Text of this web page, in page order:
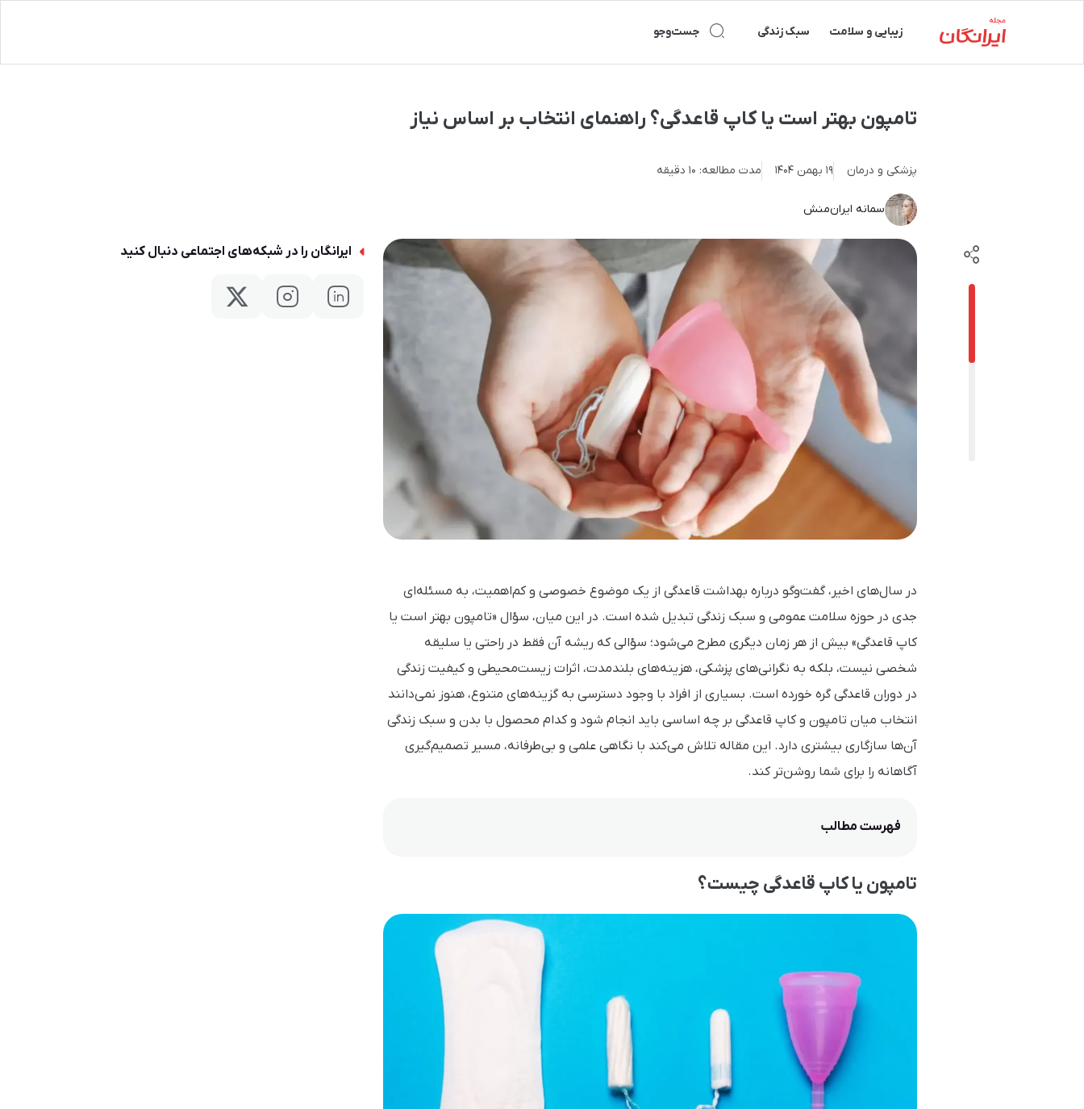
زیبایی و سلامت سبک زندگی جست‌و‌جو
تامپون بهتر است یا کاپ قاعدگی؟ راهنمای انتخاب بر اساس نیاز
پزشکی و درمان 19 بهمن 1404 مدت مطالعه: ۱۰ دقیقه
سمانه ایران‌منش
در سال‌های اخیر، گفت‌وگو درباره بهداشت قاعدگی از یک موضوع خصوصی و کم‌اهمیت، به مسئله‌ای
جدی در حوزه سلامت عمومی و سبک زندگی تبدیل شده است. در این میان، سؤال «تامپون بهتر است یا
کاپ قاعدگی» بیش از هر زمان دیگری مطرح می‌شود؛ سؤالی که ریشه آن فقط در راحتی یا سلیقه
شخصی نیست، بلکه به نگرانی‌های پزشکی، هزینه‌های بلندمدت، اثرات زیست‌محیطی و کیفیت زندگی
در دوران قاعدگی گره خورده است. بسیاری از افراد با وجود دسترسی به گزینه‌های متنوع، هنوز نمی‌دانند
انتخاب میان تامپون و کاپ قاعدگی بر چه اساسی باید انجام شود و کدام محصول با بدن و سبک زندگی
آن‌ها سازگاری بیشتری دارد. این مقاله تلاش می‌کند با نگاهی علمی و بی‌طرفانه، مسیر تصمیم‌گیری
آگاهانه را برای شما روشن‌تر کند.
فهرست مطالب
تامپون یا کاپ قاعدگی چیست؟
ایرانگان را در شبکه‌های اجتماعی دنبال کنید